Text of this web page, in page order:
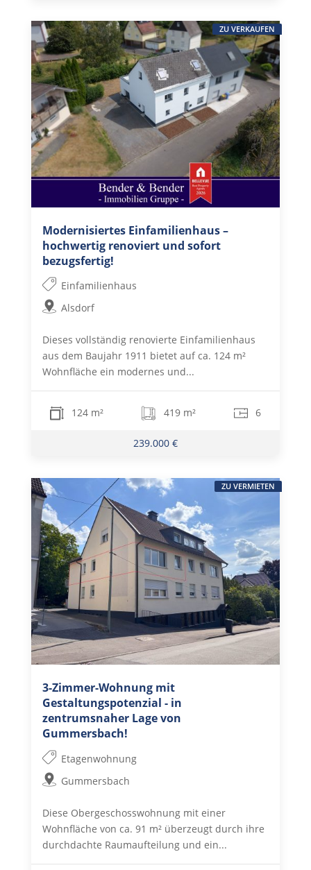
Modernisiertes Einfamilienhaus –
hochwertig renoviert und sofort
bezugsfertig!
Einfamilienhaus
Alsdorf
Dieses vollständig renovierte Einfamilienhaus
aus dem Baujahr 1911 bietet auf ca. 124 m²
Wohnfläche ein modernes und...
124 m² 419 m² 6
239.000 €
ZU VERKAUFEN
3-Zimmer-Wohnung mit
Gestaltungspotenzial - in
zentrumsnaher Lage von
Gummersbach!
Etagenwohnung
Gummersbach
Diese Obergeschosswohnung mit einer
Wohnfläche von ca. 91 m² überzeugt durch ihre
durchdachte Raumaufteilung und ein...
ZU VERMIETEN